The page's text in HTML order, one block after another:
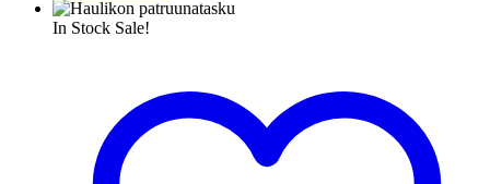
In Stock Sale!